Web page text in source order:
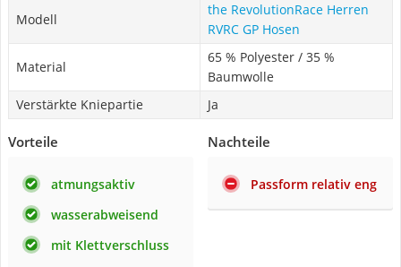
Modell
the RevolutionRace Herren
RVRC GP Hosen
Material
65 % Polyester / 35 %
Baumwolle
Verstärkte Kniepartie
Ja
Vorteile
atmungsaktiv
wasserabweisend
mit Klettverschluss
Nachteile
Passform relativ eng